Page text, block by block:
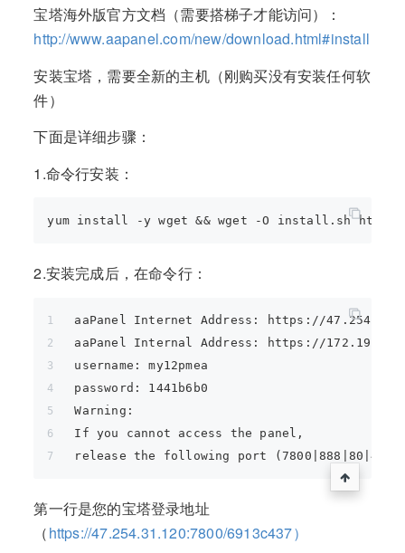
宝塔海外版官方文档（需要搭梯子才能访问）：
http://www.aapanel.com/new/download.html#install
安装宝塔，需要全新的主机（刚购买没有安装任何软
件）
下面是详细步骤：
1.命令行安装：
2.安装完成后，在命令行：
aaPanel Internet Address: https://
aaPanel Internal Address: https://
username: my12pmea
password: 1441b6b0
Warning:
If you cannot access the panel,
release the following port
第一行是您的宝塔登录地址
（https://47.254.31.120:7800/6913c437）